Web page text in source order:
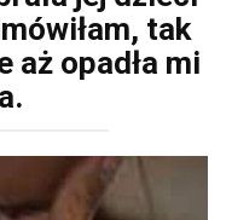
tak
aż opadła mi